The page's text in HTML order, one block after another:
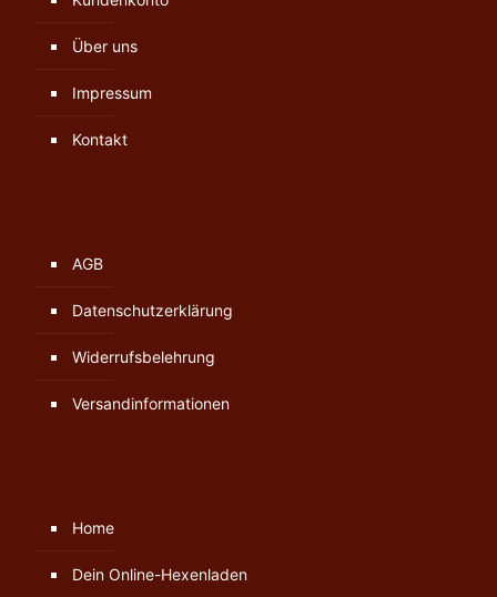
Über uns
Impressum
Kontakt
AGB
Datenschutzerklärung
Widerrufsbelehrung
Versandinformationen
Home
Dein Online-Hexenladen